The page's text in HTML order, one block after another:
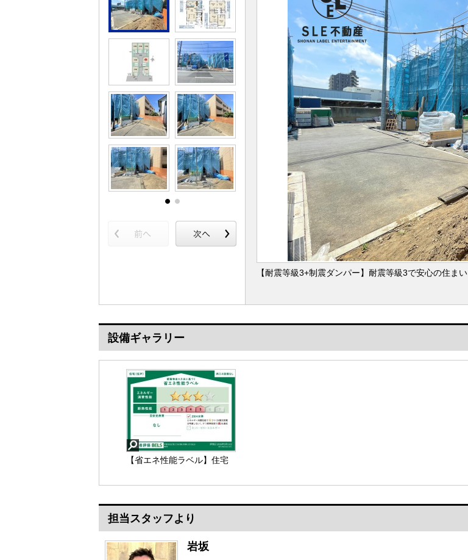
【耐震等級3+制震ダンパー】耐震等級3で安心の住まい
設備ギャラリー
【省エネ性能ラベル】
【省エネ性能ラベル】住宅
ネルギー消費性能・断熱性
星の数やマークで分かりや
すく表示し、消費者が性能
を比較検討しやすくするた
めのラベルです。
担当スタッフより
岩坂